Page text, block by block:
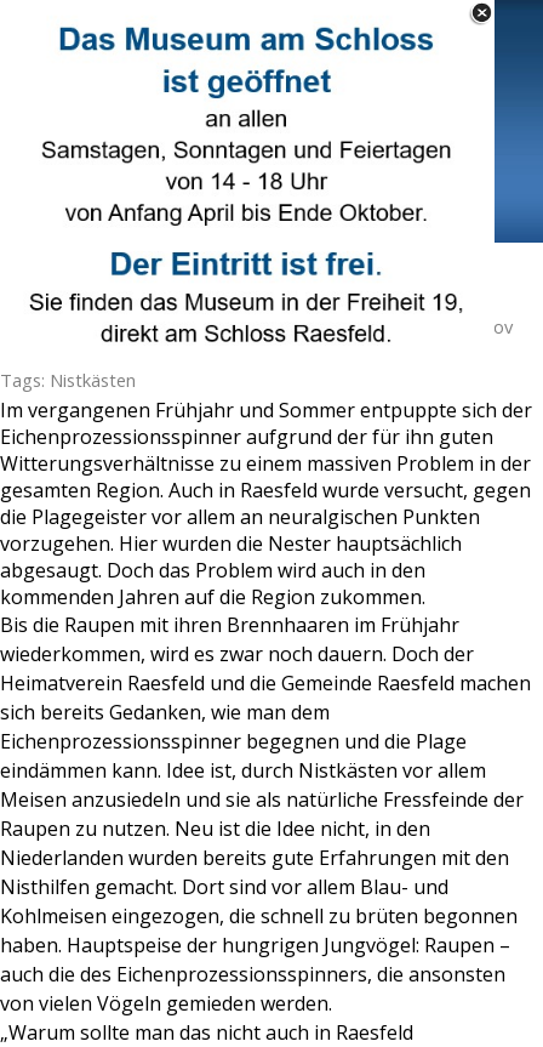
Select Language ▼
Menü überspringen
Nistkästen gegen Eichenprozessionsspinner
Veröffentlicht vonHans BruneinNaturschutz· Montag 11 Nov
Tags: Nistkästen
Im vergangenen Frühjahr und Sommer entpuppte sich der
Eichenprozessionsspinner aufgrund der für ihn guten
Witterungsverhältnisse zu einem massiven Problem in der
gesamten Region. Auch in Raesfeld wurde versucht, gegen
die Plagegeister vor allem an neuralgischen Punkten
vorzugehen. Hier wurden die Nester hauptsächlich
abgesaugt. Doch das Problem wird auch in den
kommenden Jahren auf die Region zukommen.
Bis die Raupen mit ihren Brennhaaren im Frühjahr
wiederkommen, wird es zwar noch dauern. Doch der
Heimatverein Raesfeld und die Gemeinde Raesfeld machen
sich bereits Gedanken, wie man dem
Eichenprozessionsspinner begegnen und die Plage
eindämmen kann. Idee ist, durch Nistkästen vor allem
Meisen anzusiedeln und sie als natürliche Fressfeinde der
Raupen zu nutzen. Neu ist die Idee nicht, in den
Niederlanden wurden bereits gute Erfahrungen mit den
Nisthilfen gemacht. Dort sind vor allem Blau- und
Kohlmeisen eingezogen, die schnell zu brüten begonnen
haben. Hauptspeise der hungrigen Jungvögel: Raupen –
auch die des Eichenprozessionsspinners, die ansonsten
von vielen Vögeln gemieden werden.
„Warum sollte man das nicht auch in Raesfeld